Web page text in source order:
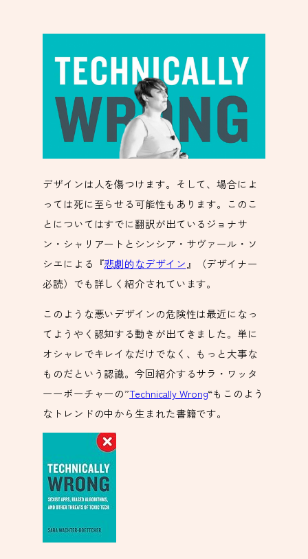
デザインは人を傷つけます。そして、場合によ
っては死に至らせる可能性もあります。このこ
とについてはすでに翻訳が出ているジョナサ
ン・シャリアートとシンシア・サヴァール・ソ
シエによる『悲劇的なデザイン』（デザイナー
必読）でも詳しく紹介されています。
このような悪いデザインの危険性は最近になっ
てようやく認知する動きが出てきました。単に
オシャレでキレイなだけでなく、もっと大事な
ものだという認識。今回紹介するサラ・ワッタ
ーーボーチャーの”Technically Wrong“もこのよう
なトレンドの中から生まれた書籍です。